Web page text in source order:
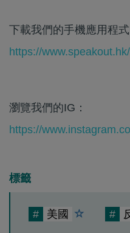
下載我們的手機應用程
https://
瀏覽我們的IG：
https://
標籤
# 美國 #